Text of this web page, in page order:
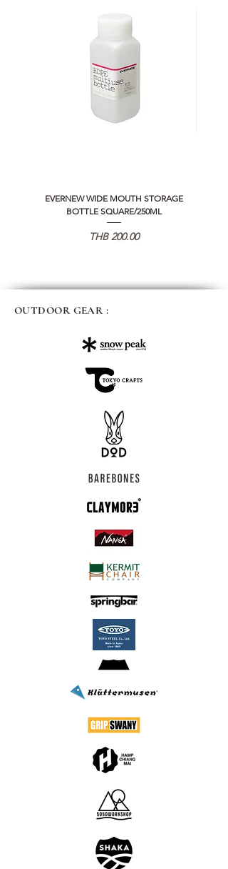
EVERNEW WIDE MOUTH STORAGE
BOTTLE SQUARE/250ML
가격
THB 200.00
OUTDOOR GEAR :